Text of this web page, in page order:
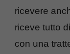
ricevere
riceve tutto
con una